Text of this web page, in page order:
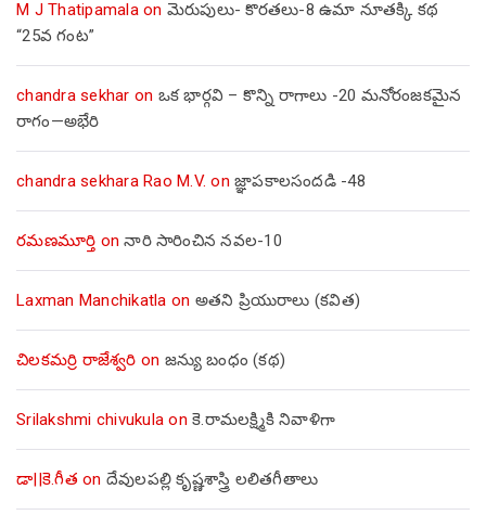
M J Thatipamalaon మెరుపులు- కొరతలు-8 ఉమా నూతక్కి కథ
“25వ గంట”
chandra sekhar on ఒక భార్గవి – కొన్ని రాగాలు -20 మనోరంజకమైన
రాగం—అభేరి
chandra sekhara Rao M.V. on జ్ఞాపకాలసందడి -48
రమణమూర్తి onనారి సారించిన నవల-10
Laxman Manchikatla on అతని ప్రియురాలు (కవిత)
చిలకమర్రి రాజేశ్వరి on జన్యు బంధం (కథ)
Srilakshmi chivukula on కె.రామలక్ష్మికి నివాళిగా
డా||కె.గీత on దేవులపల్లి కృష్ణశాస్త్రి లలితగీతాలు